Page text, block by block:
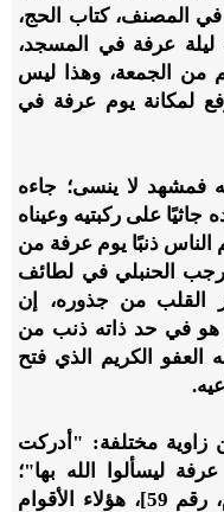
في المصنف، كتاب الحج،
ليلة عرفة في المسجد،
من الجمعة، وهذا ليس
لمكانة يوم عرفة في
فمشهد لا ينسى؛ جاءه
على ركبتيه وعيناه
ذنبًا يوم عرفة من
رجب الحنبلي في لطائف
تهز القلب من جذوره، إن
هو في حد ذاته ذنب من
العفو الكريم الذي فتح
زاوية مختلفة: "أدركت
ليسألوا الله بها"؛
[رواه ابن أبي الدنيا في فضل الأيام، رقم 59]، هؤلاء الأقوام